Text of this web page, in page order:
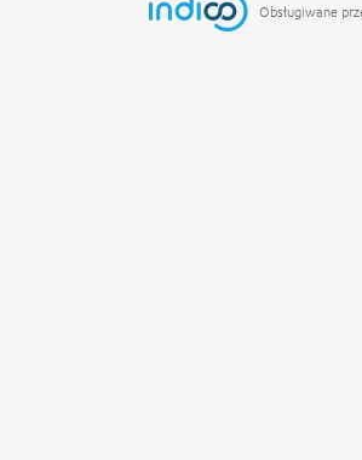
Obsługiwane